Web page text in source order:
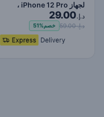
لجهاز iPhone 12 Pro ،
حماية ضد الصدمات و…
د.إ.29.00
د.إ. 59.00 خصم51%